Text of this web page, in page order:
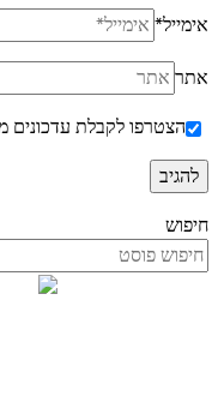
אימייל*
אתר
הצטרפו לקבלת עדכונים
חיפוש